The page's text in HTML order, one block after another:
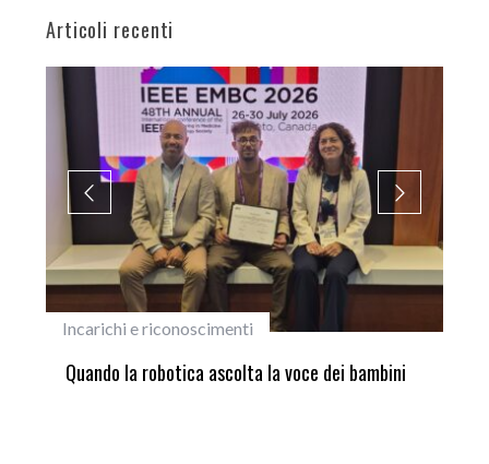
Articoli recenti
Incarichi e riconoscimenti
Quando la robotica ascolta la voce dei bambini